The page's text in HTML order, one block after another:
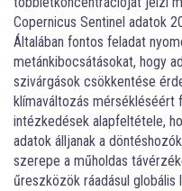
Copernicus Sentinel adatok
Általában fontos feladat
metánkibocsátásokat, hogy
szivárgások csökkentése
klímaváltozás
intézkedések alapfeltétele,
adatok álljanak a
szerepe a műholdas
űreszközök ráadásul